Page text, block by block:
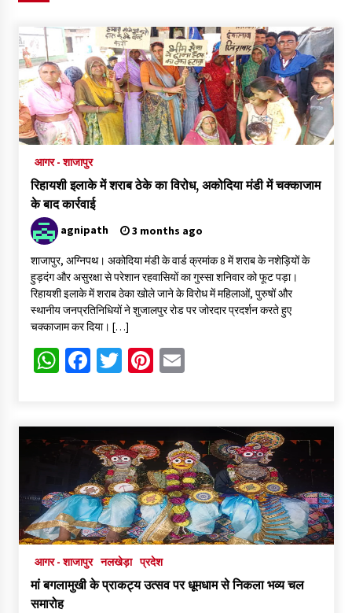
2 days ago
दुष्कर्म के आरोपी महामंडलेश्वर की तलाश तेज: दोनों आश्रमों पर पुलिस की
दबिश, शहर छोड़ फरार हुआ ज्ञानदास
2 days ago
बहू दिलाने के नाम पर 1.40 लाख की ठगी, दो माह से फरार शातिर ठग
2 days ago
मौत से ठीक घंटे भर पहले पिता से की थी वीडियो कॉल, फिर फंदे पर झूलती
मिली नवविवाहिता
2 days ago
मध्य प्रदेश में निजी विद्यालय संचालन के लिए नए नियम
मक्सी की बेटियों ने राष्ट्रीय मंच पर लहराया परचम
2 days ago
दतिया उपचुनाव में हार के बाद भाजपा की बड़ी कार्रवाई, पूरी जिला इकाई और
मंडल-मोर्चा भंग
2 days ago
उज्जैन में थैली की आड़ में पुजारी की जेब से 80 हजार रुपये का मोबाइल पार
आगर - शाजापुर
रिहायशी इलाके में शराब ठेके का विरोध, अकोदिया मंडी में चक्काजाम
के बाद कार्रवाई
agnipath 3 months ago
शाजापुर, अग्निपथ। अकोदिया मंडी के वार्ड क्रमांक 8 में शराब के नशेड़ियों के
हुड़दंग और असुरक्षा से परेशान रहवासियों का गुस्सा शनिवार को फूट पड़ा।
रिहायशी इलाके में शराब ठेका खोले जाने के विरोध में महिलाओं, पुरुषों और
स्थानीय जनप्रतिनिधियों ने शुजालपुर रोड पर जोरदार प्रदर्शन करते हुए
चक्काजाम कर दिया। […]
WhatsApp
Facebook
TwitterPinterest
Email
आगर - शाजापुर नलखेड़ा प्रदेश
मां बगलामुखी के प्राकट्य उत्सव पर धूमधाम से निकला भव्य चल
समारोह